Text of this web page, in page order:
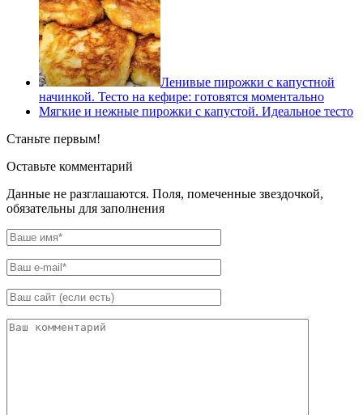
Ленивые пирожки с капустной
начинкой. Тесто на кефире: готовятся моментально
Мягкие и нежные пирожки с капустой. Идеальное тесто
Станьте первым!
Оставьте комментарий
Данные не разглашаются. Поля, помеченные звездочкой,
обязательны для заполнения